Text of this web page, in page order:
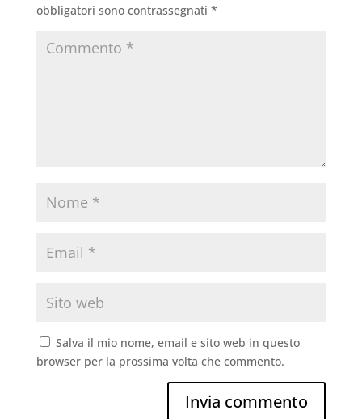
obbligatori sono contrassegnati *
Salva il mio nome, email e sito web in questo
browser per la prossima volta che commento.